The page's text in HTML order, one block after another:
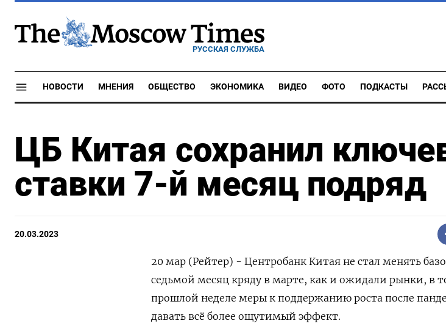
РУССКАЯ СЛУЖБА
НОВОСТИ МНЕНИЯ ОБЩЕСТВО ЭКОНОМИКА ВИДЕО ФОТО ПОДКАСТЫ
ЦБ Китая сохранил
ставки 7-й месяц подряд
20.03.2023
20 мар (Рейтер) - Центробанк Китая не стал менять
седьмой месяц кряду в марте, как и ожидали рынки, в
прошлой неделе меры к поддержанию роста после
давать всё более ощутимый эффект.